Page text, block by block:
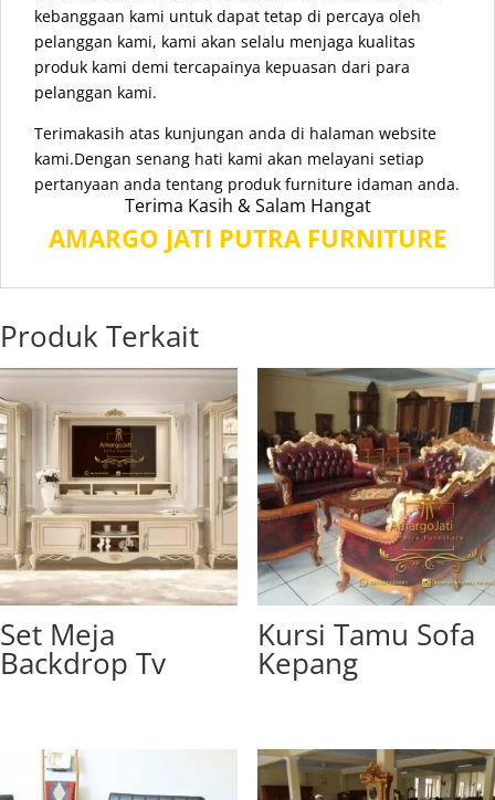
kebanggaan kami untuk dapat tetap di percaya oleh
pelanggan kami, kami akan selalu menjaga kualitas
produk kami demi tercapainya kepuasan dari para
pelanggan kami.
Terimakasih atas kunjungan anda di halaman website
kami.Dengan senang hati kami akan melayani setiap
pertanyaan anda tentang produk furniture idaman anda.
Terima Kasih & Salam Hangat
AMARGO JATI PUTRA FURNITURE
Produk Terkait
Set Meja
Backdrop Tv
Kursi Tamu Sofa
Kepang